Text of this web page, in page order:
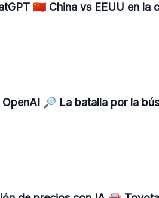
🇨🇳 China vs EEUU en
🔎 La batalla por la